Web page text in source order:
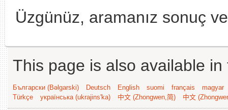
Üzgünüz, aramanız sonuç
This page is also available
Български (Bəlgarski) Deutsch English suomi français
magyar
Türkçe
українська (ukrajins'ka) 中文 (Zhongwen,简) 中文